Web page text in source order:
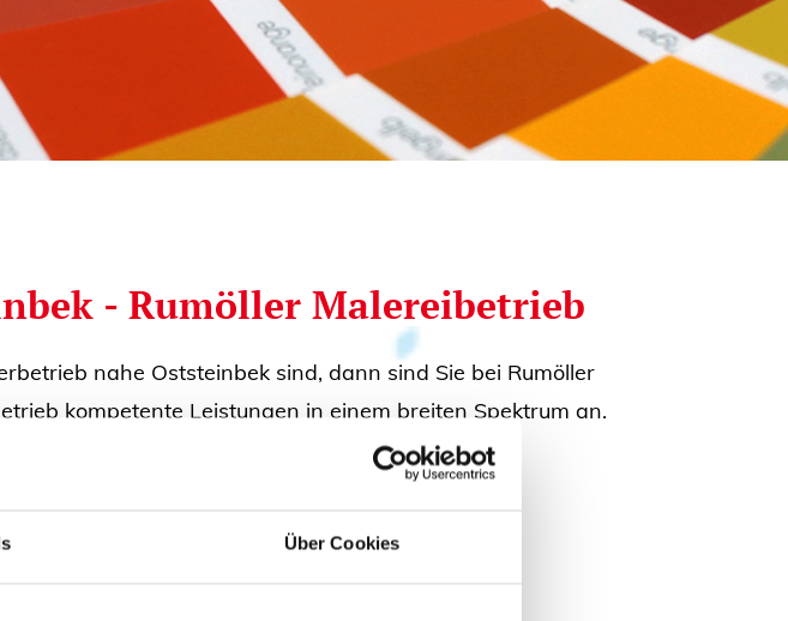
Über Cookies
- Rumöller Malereibetrieb
nahe Oststeinbek sind, dann sind Sie bei Rumöller
kompetente Leistungen in einem breiten Spektrum an.
Ihr Ansprechpartner für alle Malerarbeiten in der